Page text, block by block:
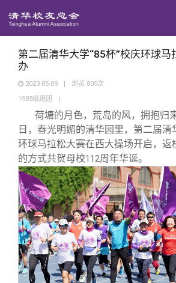
地区联络
年级联络
院系校友工作
专业委员会
兴趣群体
西南联大校友会
回馈母校
捐赠项目
捐赠新闻
捐赠纪事
捐赠方法
义工计划
媒体平台
《清华校友通讯》
《水木清华》
我要订阅
新媒体平台
百年清华
清华人物
清华故事
青春风采
校友文苑
校友服务
终身学习
信息化服务
三创大赛
校友总会
总会简介
会长致辞
关闭
第二届清华大学“85杯”校庆环球马
办
2023-05-09 | 浏览 805次
1985级跑团
|
荷塘的月色，荒岛的风，拥抱归
日，春光明媚的清华园里，第二届清
环球马拉松大赛在西大操场开启，返
的方式共贺母校112周年华诞。